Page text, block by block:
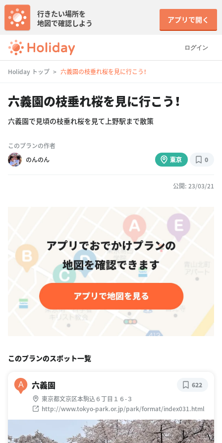
ログイン
行きたい場所を
地図で確認しよう
アプリで開く
Holiday トップ 六義園の枝垂れ桜を見に行こう！
六義園の枝垂れ桜を見に行こう！
六義園で見頃の枝垂れ桜を見て上野駅まで散策
このプランの作者
のんのん
東京 0
公開: 23/03/21
このプランのスポット一覧
A 六義園
東京都文京区本駒込６丁目１６-３
http://www.tokyo-park.or.jp/park/format/index031.html
622